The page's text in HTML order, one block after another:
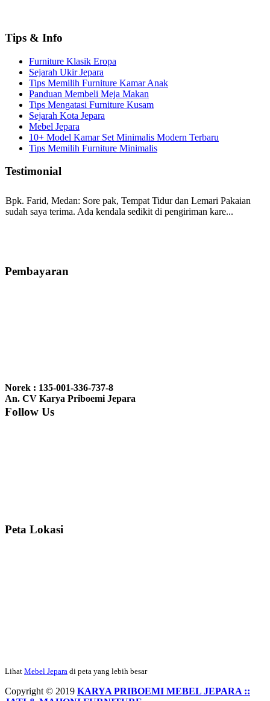
Tips & Info
Furniture Klasik Eropa
Sejarah Ukir Jepara
Tips Memilih Furniture Kamar Anak
Panduan Membeli Meja Makan
Tips Mengatasi Furniture Kusam
Sejarah Kota Jepara
Mebel Jepara
10+ Model Kamar Set Minimalis Modern Terbaru
Tips Memilih Furniture Minimalis
Testimonial
Bpk. Farid, Medan: Sore pak, Tempat Tidur dan Lemari Pakaian
sudah saya terima. Ada kendala sedikit di pengiriman kare...
bale2 dan kursi teras saya sudah saya terima dan p...
nyesel deh beli geby...
duconya bagus pak,...
Pembayaran
Norek : 135-001-336-737-8
An. CV Karya Priboemi Jepara
Follow Us
Peta Lokasi
Lihat Mebel Jepara di peta yang lebih besar
Copyright © 2019 KARYA PRIBOEMI MEBEL JEPARA ::